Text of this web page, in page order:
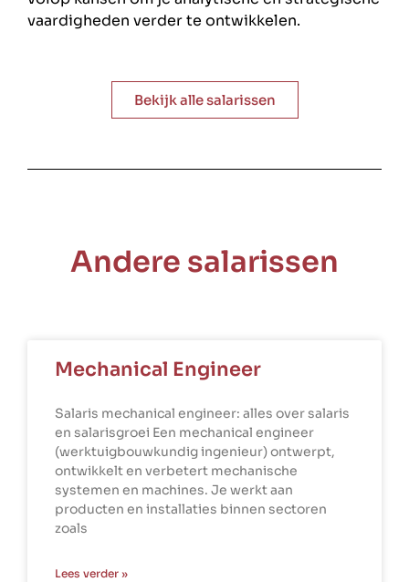
vaardigheden verder te ontwikkelen.
Bekijk alle salarissen
Andere salarissen
Mechanical Engineer
Salaris mechanical engineer: alles over salaris
en salarisgroei Een mechanical engineer
(werktuigbouwkundig ingenieur) ontwerpt,
ontwikkelt en verbetert mechanische
systemen en machines. Je werkt aan
producten en installaties binnen sectoren
zoals
Lees verder »